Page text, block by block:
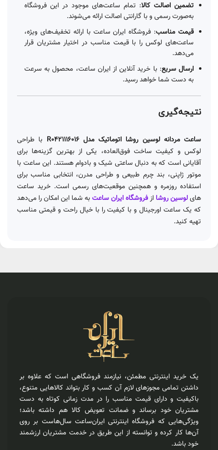
تضمین اصالت کالا: تمام ساعت‌های موجود در این فروشگاه
به‌صورت رسمی و با گارانتی اصالت ارائه می‌شوند.
قیمت مناسب: فروشگاه ایران ساعت با ارائه تخفیف‌های ویژه،
ساعت‌های لوکس را با قیمت مناسب در اختیار مشتریان قرار
می‌دهد.
ارسال سریع: با خرید آنلاین از ایران ساعت، محصول به سرعت
به دست شما خواهد رسید.
نتیجه‌گیری
ساعت مردانه لوسین روشا اتوماتیک مدل R0421116016
با طراحی
لوکس و کیفیت ساخت فوق‌العاده، یکی از بهترین گزینه‌ها برای
آقایانی است که به دنبال ساعتی شیک و بادوام هستند. این ساعت با
موتور ژاپنی، بند چرم طبیعی و طراحی مدرن، انتخابی مناسب برای
استفاده روزمره و همچنین موقعیت‌های رسمی است. خرید ساعت
هایلوسین روشا ازفروشگاه ایران ساعتبه شما این امکان را می‌دهد
که یک ساعت اورجینال و با کیفیت را با خیال راحت و قیمتی مناسب
تهیه کنید.
یک خرید اینترنتی مطمئن، نیازمند فروشگاهی است که علاوه بر
داشتن تمامی مجوزهای لازم آن کسب و کار بتواند کالاهایی متنوع،
باکیفیت و دارای قیمت مناسب را در مدت زمانی کوتاه به دست
مشتریان خود برساند و ضمانت تعویض کالا هم داشته باشد؛
ویژگی‌هایی که فروشگاه اینترنتی ایران‌ساعت سال‌هاست بر روی
آن‌ها کار کرده و توانسته از این طریق در خدمت مشتریان ارزشمند
خود باشد.